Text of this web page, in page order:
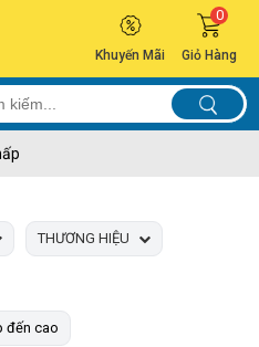
Khuyến Mãi Giỏ Hàng
0
THƯƠNG HIỆU
đến cao